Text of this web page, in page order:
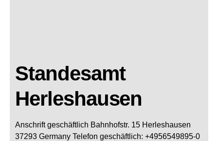
Standesamt
Herleshausen
Anschrift geschäftlich Bahnhofstr. 15 Herleshausen
37293 Germany Telefon geschäftlich: +4956549895-0